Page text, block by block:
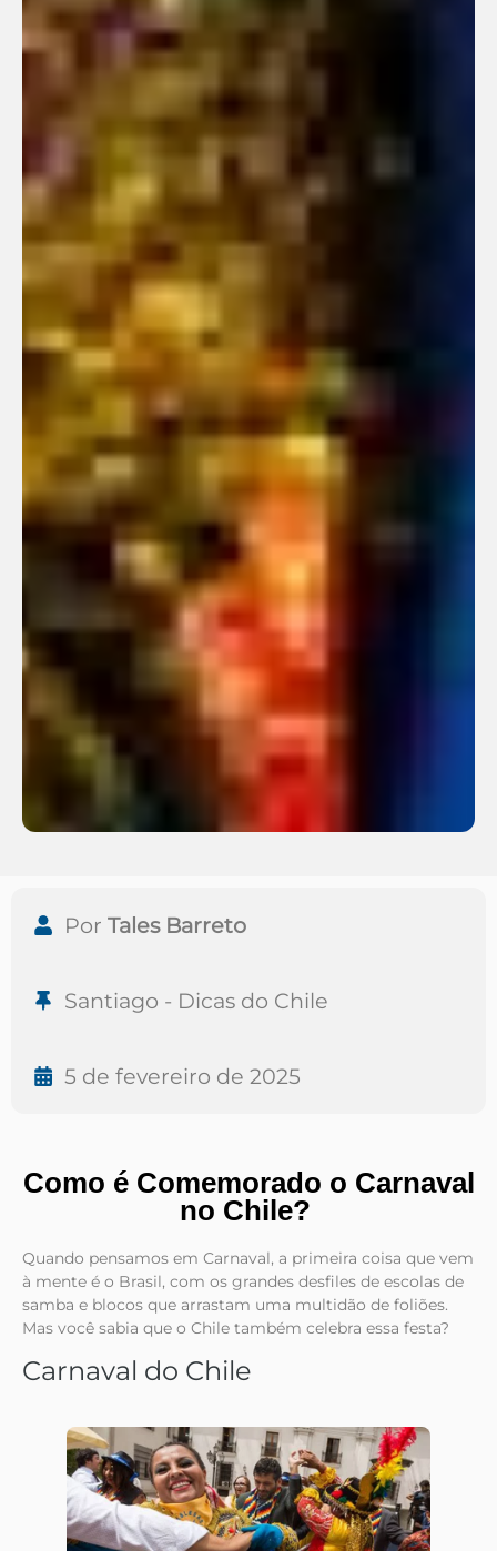
Por Tales Barreto
Santiago - Dicas do Chile
5 de fevereiro de 2025
Como é Comemorado o Carnaval
no Chile?
Quando pensamos em Carnaval, a primeira coisa que vem
à mente é o Brasil, com os grandes desfiles de escolas de
samba e blocos que arrastam uma multidão de foliões.
Mas você sabia que o Chile também celebra essa festa?
Carnaval do Chile